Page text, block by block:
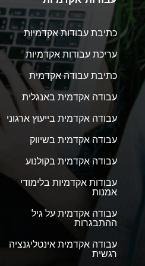
כתיבת עבודות אקדמיות
עריכת עבודות אקדמיות
כתיבת עבודה אקדמית
עבודה אקדמית באנגלית
עבודה אקדמית בייעוץ ארגוני
עבודה אקדמית בשיווק
עבודה אקדמית בקולנוע
עבודות אקדמיות בלימודי
אמנות
עבודה אקדמית על גיל
ההתבגרות
עבודה אקדמית אינטליגנציה
רגשית